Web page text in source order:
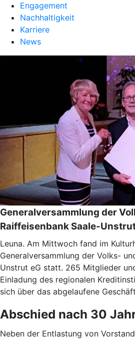
Engagement
Nachhaltigkeit
Karriere
News
Generalversammlung der
Raiffeisenbank Saale-
Leuna. Am Mittwoch fand im
Generalversammlung der Volks-
Unstrut eG statt. 265 Mitglieder
Einladung des regionalen
sich über das abgelaufene
Abschied nach 30
Neben der Entlastung von